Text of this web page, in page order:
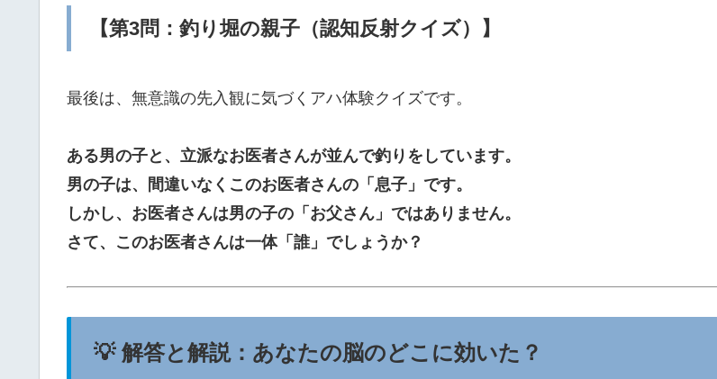
【第3問：釣り堀の親子（認知反射クイズ）】
最後は、無意識の先入観に気づくアハ体験クイズです。
ある男の子と、立派なお医者さんが並んで釣りをしています。
男の子は、間違いなくこのお医者さんの「息子」です。
しかし、お医者さんは男の子の「お父さん」ではありません。
さて、このお医者さんは一体「誰」でしょうか？
💡 解答と解説：あなたの脳のどこに効いた？